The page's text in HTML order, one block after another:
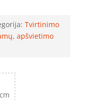
Tvirtinimo
apšvietimo